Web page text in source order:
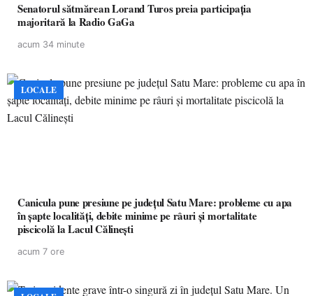
Senatorul sătmărean Lorand Turos preia participația
majoritară la Radio GaGa
acum 34 minute
LOCALE
Canicula pune presiune pe județul Satu Mare: probleme cu apa
în șapte localități, debite minime pe râuri și mortalitate
piscicolă la Lacul Călinești
acum 7 ore